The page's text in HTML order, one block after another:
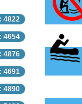
4822
4654
4876
4691
4890